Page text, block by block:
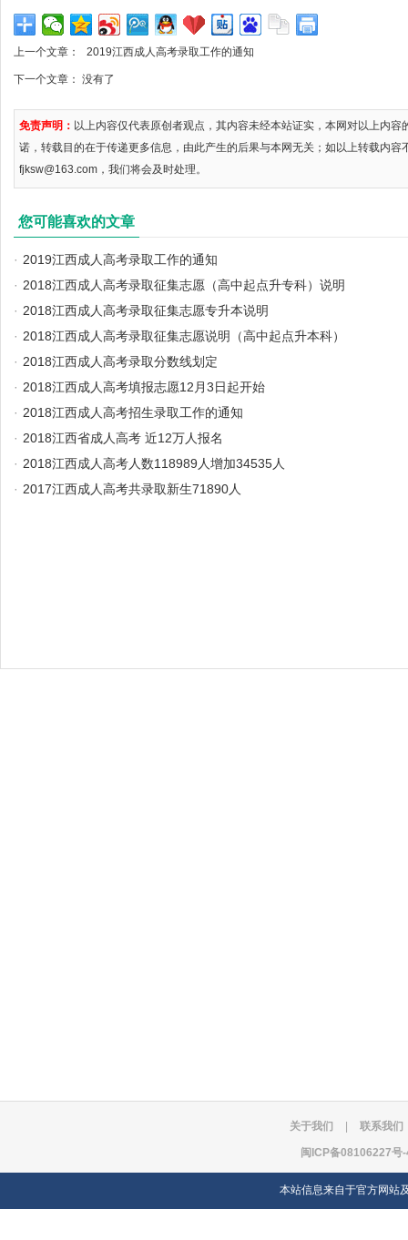
上一个文章： 2019江西成人高考录取工作的通知
下一个文章： 没有了
免责声明： 以上内容仅代表原创者观点，其内容未经本站证实，本网对以上内
诺，转载目的在于传递更多信息，由此产生的后果与本网无关；如以上转载内容
fjksw@163.com，我们将会及时处理。
您可能喜欢的文章
· 2019江西成人高考录取工作的通知
· 2018江西成人高考录取征集志愿（高中起点升专科）说明
· 2018江西成人高考录取征集志愿专升本说明
· 2018江西成人高考录取征集志愿说明（高中起点升本科）
· 2018江西成人高考录取分数线划定
· 2018江西成人高考填报志愿12月3日起开始
· 2018江西成人高考招生录取工作的通知
· 2018江西省成人高考 近12万人报名
· 2018江西成人高考人数118989人增加34535人
· 2017江西成人高考共录取新生71890人
关于我们 联系我们
闽ICP备08106227号
本站信息来自于官方网站